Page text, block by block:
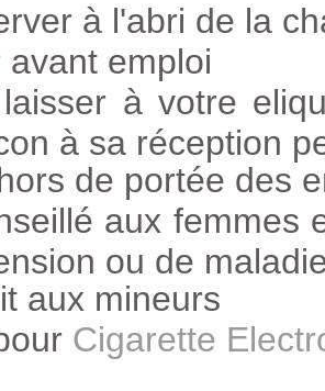
à l'abri de la
avant emploi
à votre
à sa réception
de portée des
aux femmes
ou de
aux mineurs
Cigarette